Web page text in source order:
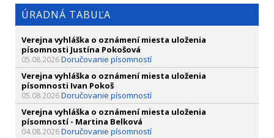
ÚRADNÁ TABUĽA
Verejna vyhláška o oznámení miesta uloženia
písomnosti Justína Pokošová
05.08.2026Doručovanie písomností
Verejna vyhláška o oznámení miesta uloženia
písomnosti Ivan Pokoš
05.08.2026Doručovanie písomností
Verejna vyhláška o oznámení miesta uloženia
písomností - Martina Belková
04.08.2026Doručovanie písomností